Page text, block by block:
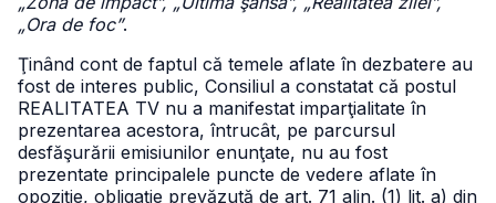
„Ora de foc”.
Ţinând cont de faptul că temele aflate în dezbatere au
fost de interes public, Consiliul a constatat că postul
REALITATEA TV nu a manifestat imparţialitate în
prezentarea acestora, întrucât, pe parcursul
desfăşurării emisiunilor enunţate, nu au fost
prezentate principalele puncte de vedere aflate în
opoziţie, obligaţie prevăzută de art. 71 alin. (1) lit. a) din